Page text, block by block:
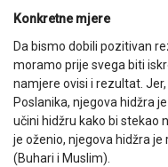
Konkretne mjere
Da bismo dobili pozitivan
moramo prije svega biti
namjere ovisi i rezultat.
Poslanika, njegova hidžra
učini hidžru kako bi stekao
je oženio, njegova hidžra je
(Buhari i Muslim).